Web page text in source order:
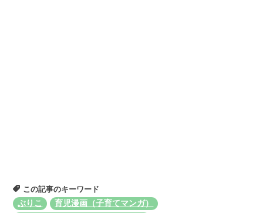
この記事のキーワード
ぶりこ
育児漫画（子育てマンガ）